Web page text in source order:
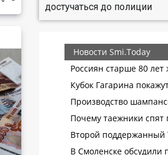
достучаться до полиции